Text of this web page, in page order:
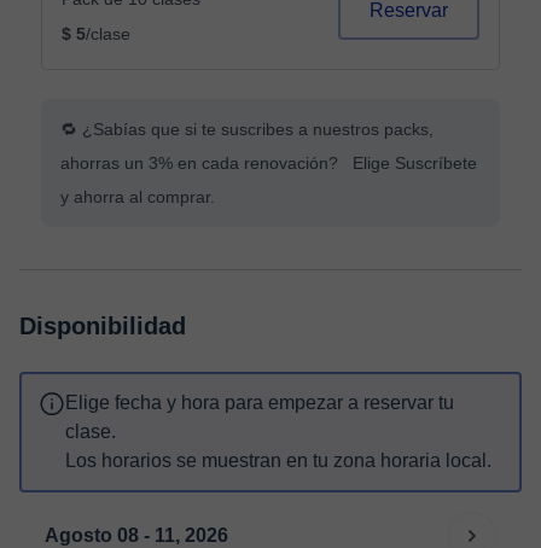
$ 5/clase
Reservar
🔁 ¿Sabías que si te suscribes a nuestros packs,
ahorras un 3% en cada renovación? Elige Suscríbete
y ahorra al comprar.
Disponibilidad
Elige fecha y hora para empezar a reservar tu
clase.
Los horarios se muestran en tu zona horaria local.
Agosto 08 - 11, 2026